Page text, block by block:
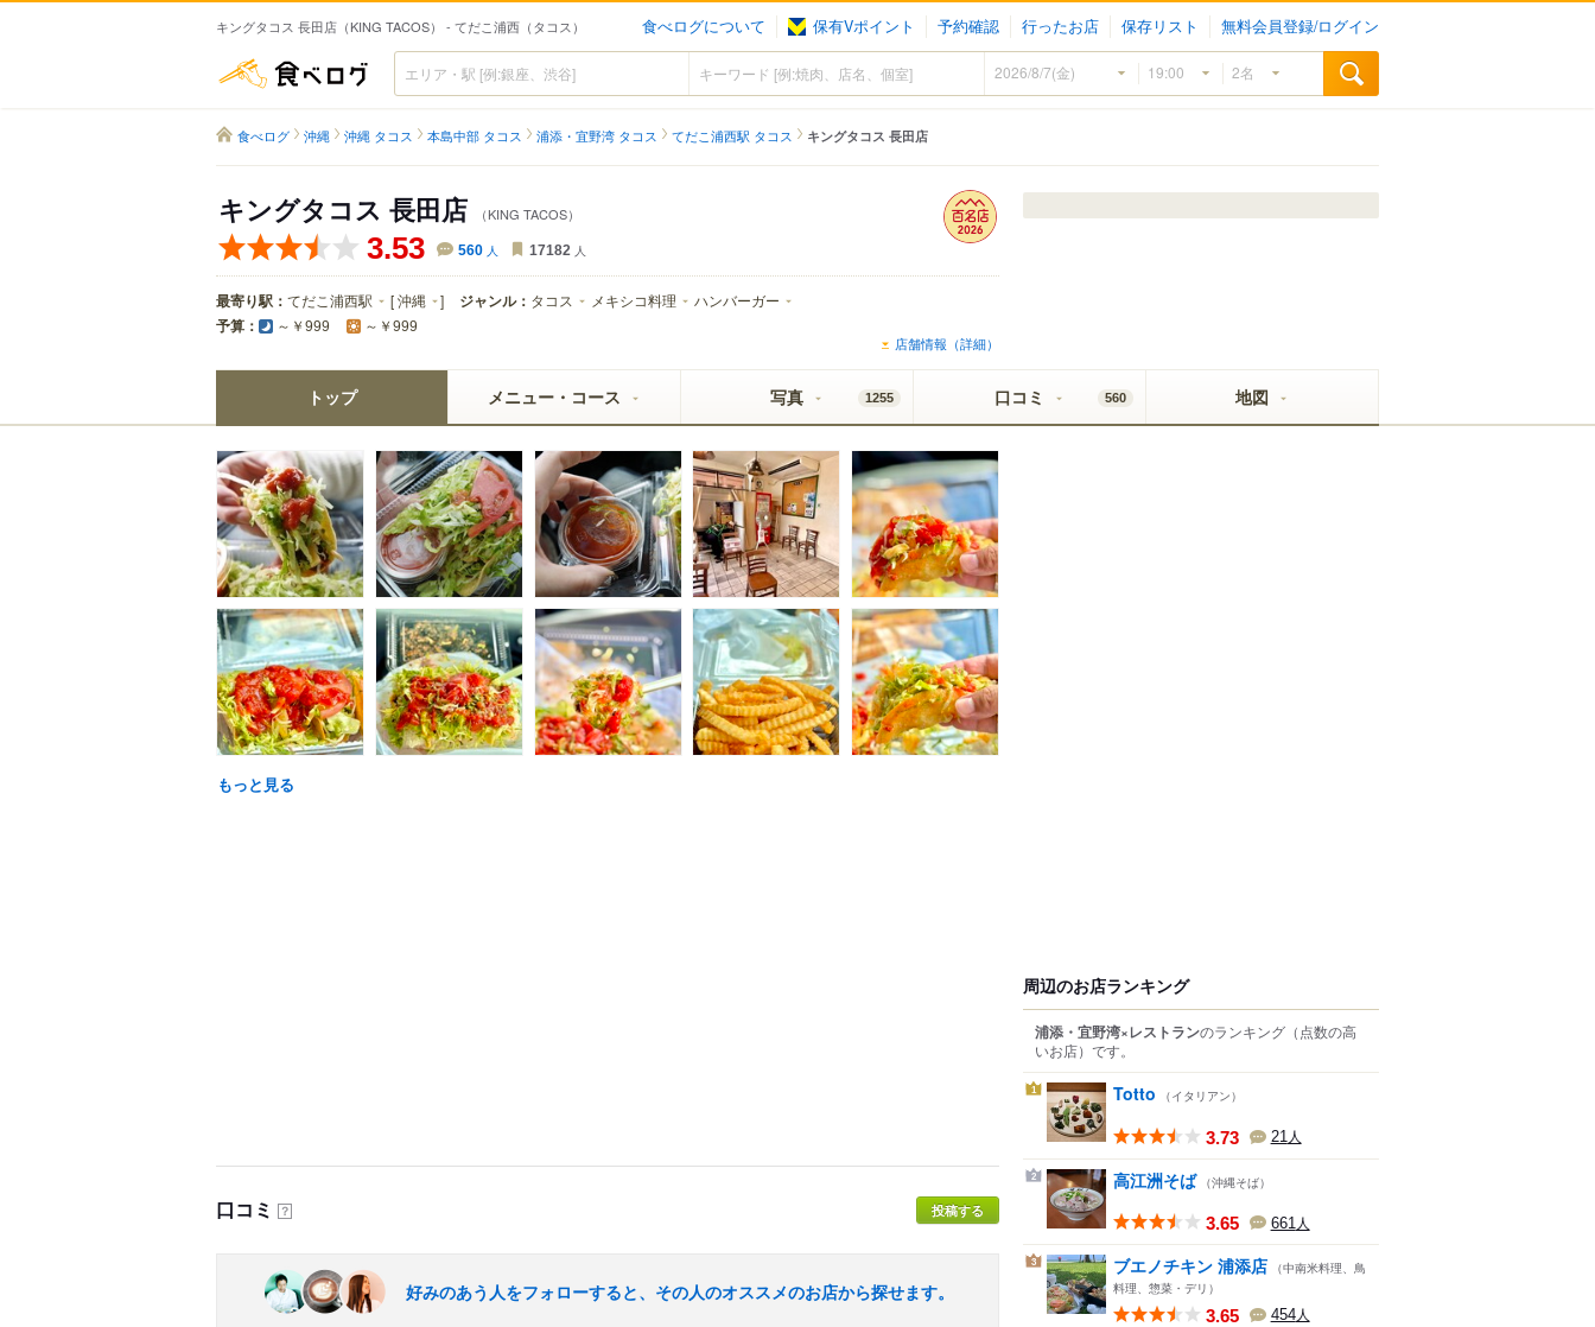
キングタコス 長田店（KING TACOS） - てだこ浦西（タコス） 食べログについて 保有Vポイント 予約確認 行ったお店 保存リスト 無料会員登録/ログイン
食べログ
食べログ 沖縄 沖縄 タコス 本島中部 タコス 浦添・宜野湾 タコス てだこ浦西駅 タコス キングタコス 長田店
キングタコス 長田店 （KING TACOS）
3.53 560 人 17182 人
最寄り駅： てだこ浦西駅 [沖縄 ] ジャンル： タコス メキシコ料理 ハンバーガー
予算： ～￥999 ～￥999
店舗情報（詳細）
トップ メニュー・コース 写真 1255 口コミ 560 地図
もっと見る
口コミ ？ 投稿する
好みのあう人をフォローすると、その人のオススメのお店から探せます。
周辺のお店ランキング
浦添・宜野湾×レストランのランキング （点数の高
いお店） です。
1 Totto （イタリアン）
3.73 21人
2 高江洲そば （沖縄そば）
3.65 661 人
3 ブエノチキン 浦添店 （中南米料理、鳥
料理、惣菜・デリ）
3.65 454人